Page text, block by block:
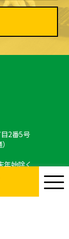
2番5号
年始除く